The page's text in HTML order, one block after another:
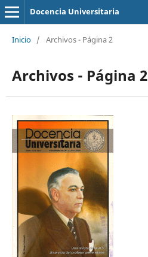
Docencia Universitaria
Inicio / Archivos - Página 2
Archivos - Página 2